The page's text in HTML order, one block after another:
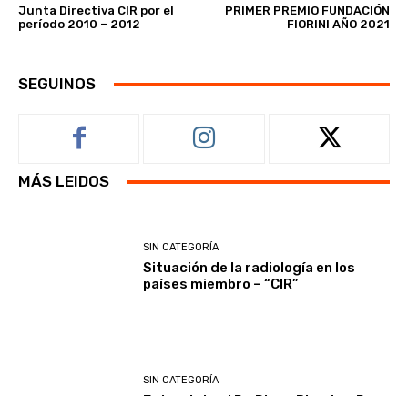
Junta Directiva CIR por el
período 2010 – 2012
PRIMER PREMIO FUNDACIÓN
FIORINI AÑO 2021
SEGUINOS
MÁS LEIDOS
SIN CATEGORÍA
Situación de la radiología en los
países miembro – “CIR”
SIN CATEGORÍA